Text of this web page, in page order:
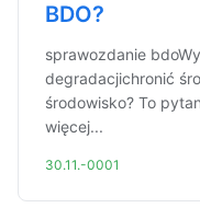
BDO?
sprawozdanie
degradacjichronić
środowisko? To
więcej...
30.11.-0001